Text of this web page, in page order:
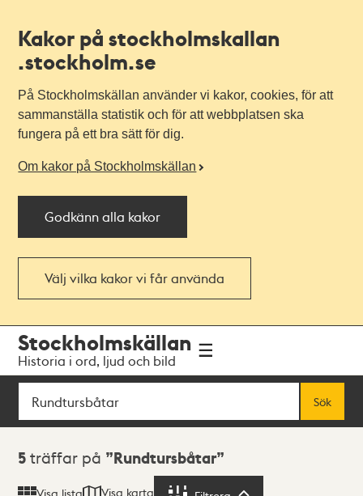
Kakor på stockholmskallan
.stockholm.se
På Stockholmskällan använder vi kakor, cookies, för att
sammanställa statistik och för att webbplatsen ska
fungera på ett bra sätt för dig.
Om kakor på Stockholmskällan
Godkänn alla kakor
Välj vilka kakor vi får använda
navigationen
huvudinnehållet
Stockholmskällan
Historia i ord, ljud och bild
Sök
Sök
Sökresultat
5 träffar på Rundtursbåtar
Visa lista Visa karta